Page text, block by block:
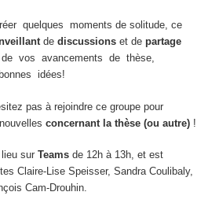
quelques moments de solitude, ce
de discussions et de partage
vos avancements de thèse,
idées!
pas à rejoindre ce groupe pour
concernant la thèse (ou autre) !
sur Teams de 12h à 13h, et est
Claire-Lise Speisser, Sandra Coulibaly,
Cam-Drouhin.